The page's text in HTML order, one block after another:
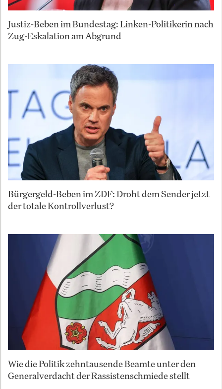
Justiz-Beben im Bundestag: Linken-Politikerin nach
Zug-Eskalation am Abgrund
Bürgergeld-Beben im ZDF: Droht dem Sender jetzt
der totale Kontrollverlust?
Wie die Politik zehntausende Beamte unter den
Generalverdacht der Rassistenschmiede stellt